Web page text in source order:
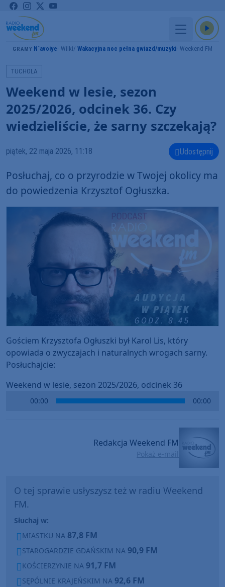
GRAMY N`avoiye Wilki Wakacyjna noc pełna gwiazd/muzyki Weekend FM
TUCHOLA
Weekend w lesie, sezon
2025/2026, odcinek 36. Czy
wiedzieliście, że sarny szczekają?
piątek, 22 maja 2026, 11:18 Udostępnij
Posłuchaj, co o przyrodzie w Twojej okolicy ma
do powiedzenia Krzysztof Ogłuszka.
Gościem Krzysztofa Ogłuszki był Karol Lis, który
opowiada o zwyczajach i naturalnych wrogach sarny.
Posłuchajcie:
Weekend w lesie, sezon 2025/2026, odcinek 36
00:00 00:00
Redakcja Weekend FM
Pokaż e-mail
O tej sprawie usłyszysz też w radiu Weekend
FM.
Słuchaj w:
MIASTKU NA 87,8 FM
STAROGARDZIE GDAŃSKIM NA 90,9 FM
KOŚCIERZYNIE NA 91,7 FM
SĘPÓLNIE KRAJEŃSKIM NA 92,6 FM